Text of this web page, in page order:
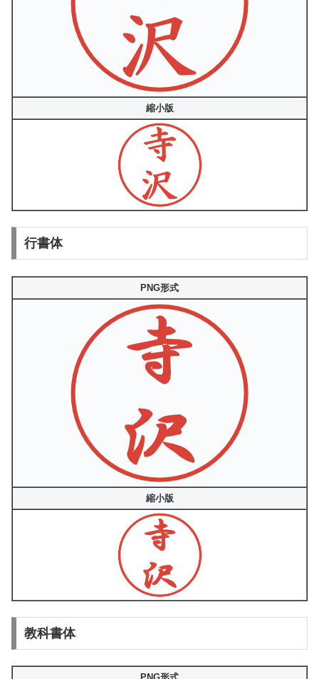
縮小版
行書体
PNG形式
縮小版
教科書体